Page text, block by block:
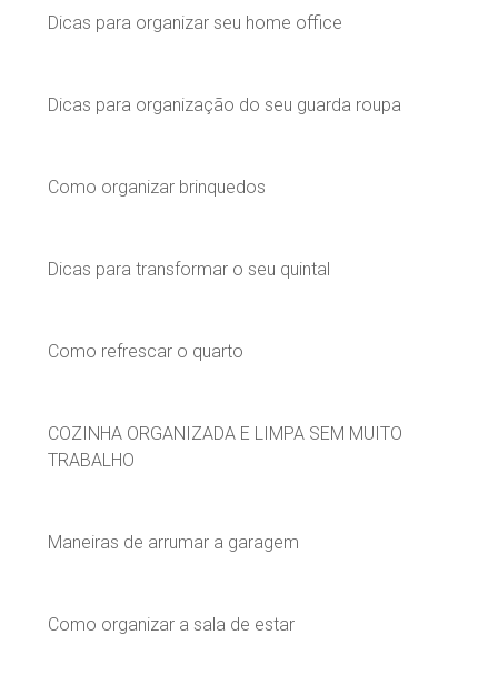
Dicas para organizar seu home office
Dicas para organização do seu guarda roupa
Como organizar brinquedos
Dicas para transformar o seu quintal
Como refrescar o quarto
COZINHA ORGANIZADA E LIMPA SEM MUITO
TRABALHO
Maneiras de arrumar a garagem
Como organizar a sala de estar